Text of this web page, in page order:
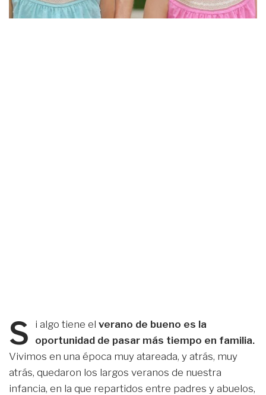
S i algo tiene elverano de bueno es la
oportunidad de pasar más tiempo en familia.
Vivimos en una época muy atareada, y atrás, muy
atrás, quedaron los largos veranos de nuestra
infancia, en la que repartidos entre padres y abuelos,